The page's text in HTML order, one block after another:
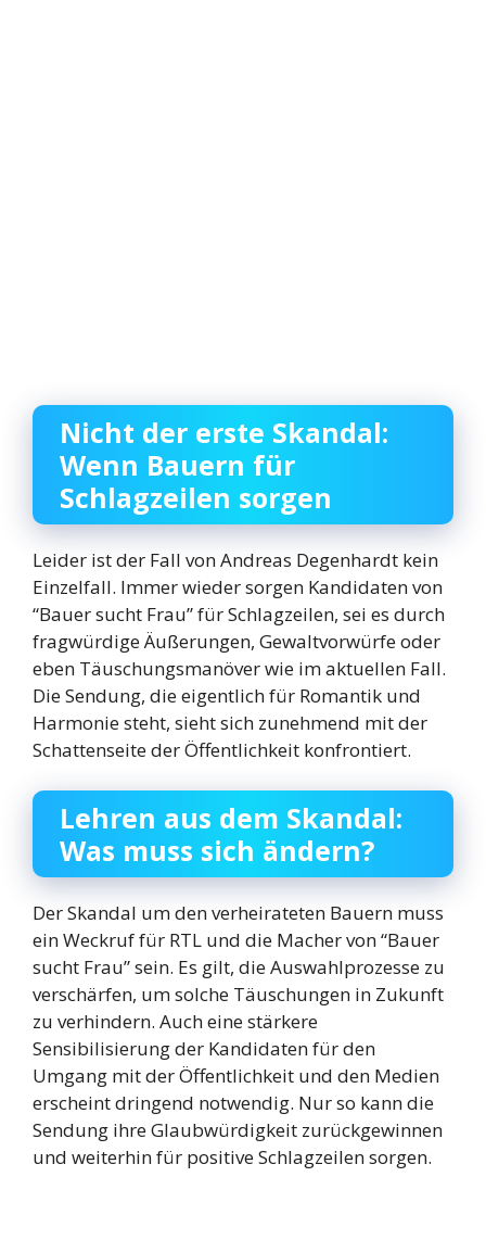
Nicht der erste Skandal:
Wenn Bauern für
Schlagzeilen sorgen
Leider ist der Fall von Andreas Degenhardt kein
Einzelfall. Immer wieder sorgen Kandidaten von
“Bauer sucht Frau” für Schlagzeilen, sei es durch
fragwürdige Äußerungen, Gewaltvorwürfe oder
eben Täuschungsmanöver wie im aktuellen Fall.
Die Sendung, die eigentlich für Romantik und
Harmonie steht, sieht sich zunehmend mit der
Schattenseite der Öffentlichkeit konfrontiert.
Lehren aus dem Skandal:
Was muss sich ändern?
Der Skandal um den verheirateten Bauern muss
ein Weckruf für RTL und die Macher von “Bauer
sucht Frau” sein. Es gilt, die Auswahlprozesse zu
verschärfen, um solche Täuschungen in Zukunft
zu verhindern. Auch eine stärkere
Sensibilisierung der Kandidaten für den
Umgang mit der Öffentlichkeit und den Medien
erscheint dringend notwendig. Nur so kann die
Sendung ihre Glaubwürdigkeit zurückgewinnen
und weiterhin für positive Schlagzeilen sorgen.